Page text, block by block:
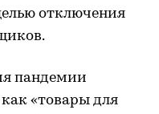
отключения
пандемии
«товары для